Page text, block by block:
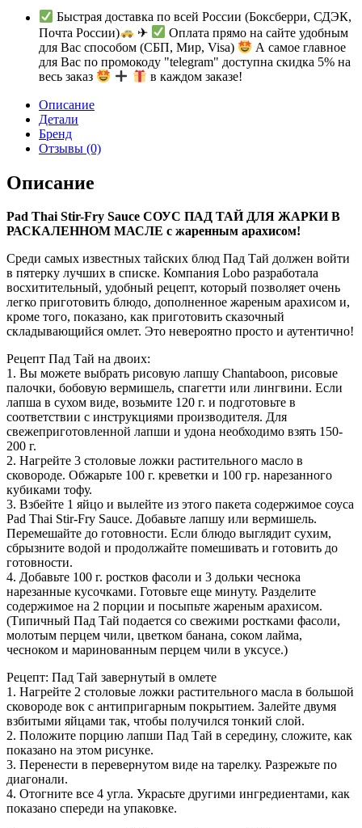
Быстрая доставка по всей России (Боксберри, СДЭК,
Почта России)
✈
Оплата прямо на сайте удобным
для Вас способом (СБП, Мир, Visa)
А самое главное
для Вас по промокоду "telegram" доступна скидка 5% на
весь заказ
в каждом заказе!
Описание
Детали
Бренд
Отзывы (0)
Описание
Pad Thai Stir-Fry Sauce СОУС ПАД ТАЙ ДЛЯ ЖАРКИ В
РАСКАЛЕННОМ МАСЛЕ с жаренным арахисом!
Среди самых известных тайских блюд Пад Тай должен войти
в пятерку лучших в списке. Компания Lobo разработала
восхитительный, удобный рецепт, который позволяет очень
легко приготовить блюдо, дополненное жареным арахисом и,
кроме того, показано, как приготовить сказочный
складывающийся омлет. Это невероятно просто и аутентично!
Рецепт Пад Тай на двоих:
1. Вы можете выбрать рисовую лапшу Chantaboon, рисовые
палочки, бобовую вермишель, спагетти или лингвини. Если
лапша в сухом виде, возьмите 120 г. и подготовьте в
соответствии с инструкциями производителя. Для
свежеприготовленной лапши и удона необходимо взять 150-
200 г.
2. Нагрейте 3 столовые ложки растительного масло в
сковороде. Обжарьте 100 г. креветки и 100 гр. нарезанного
кубиками тофу.
3. Взбейте 1 яйцо и вылейте из этого пакета содержимое соуса
Pad Thai Stir-Fry Sauce. Добавьте лапшу или вермишель.
Перемешайте до готовности. Если блюдо выглядит сухим,
сбрызните водой и продолжайте помешивать и готовить до
готовности.
4. Добавьте 100 г. ростков фасоли и 3 дольки чеснока
нарезанные кусочками. Готовьте еще минуту. Разделите
содержимое на 2 порции и посыпьте жареным арахисом.
(Типичный Пад Тай подается со свежими ростками фасоли,
молотым перцем чили, цветком банана, соком лайма,
чесноком и маринованным перцем чили в уксусе.)
Рецепт: Пад Тай завернутый в омлете
1. Нагрейте 2 столовые ложки растительного масла в большой
сковороде вок с антипригарным покрытием. Залейте двумя
взбитыми яйцами так, чтобы получился тонкий слой.
2. Положите порцию лапши Пад Тай в середину, сложите, как
показано на этом рисунке.
3. Перенести в перевернутом виде на тарелку. Разрежьте по
диагонали.
4. Отогните все 4 угла. Украсьте другими ингредиентами, как
показано спереди на упаковке.